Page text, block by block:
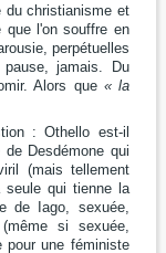
du christianisme et
que l'on souffre en
perpétuelles
jamais. Du
Alors que « la
: Othello est-il
Desdémone qui
(mais tellement
seule qui tienne la
de Iago, sexuée,
si sexuée,
pour une féministe